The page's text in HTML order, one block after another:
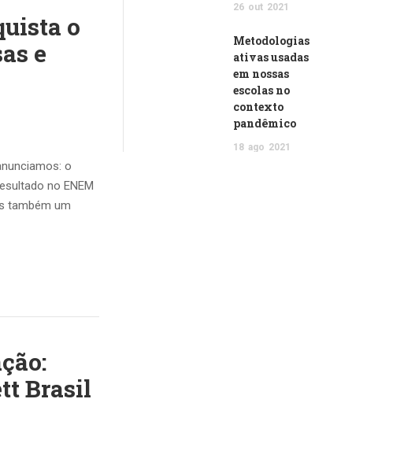
o
e
o
no ENEM
também um
Brasil
26 out 2021
Metodologias
ativas usadas
em nossas
escolas no
contexto
pandêmico
18 ago 2021